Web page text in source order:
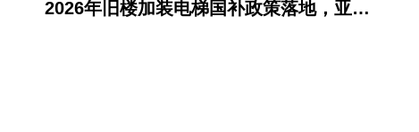
2026年旧楼加装电梯国补政策落地，亚太西奥为您提供专业加梯解决方案